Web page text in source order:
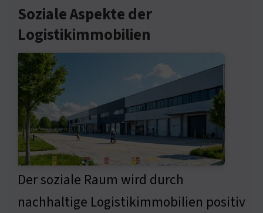
Soziale Aspekte der
Logistikimmobilien
Der soziale Raum wird durch
nachhaltige Logistikimmobilien positiv